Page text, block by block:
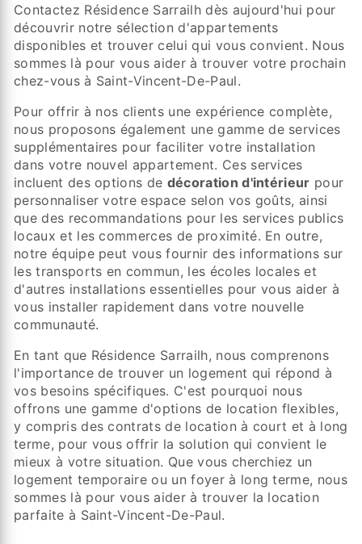
Contactez Résidence Sarrailh dès aujourd'hui pour
découvrir notre sélection d'appartements
disponibles et trouver celui qui vous convient. Nous
sommes là pour vous aider à trouver votre prochain
chez-vous à Saint-Vincent-De-Paul.
Pour offrir à nos clients une expérience complète,
nous proposons également une gamme de services
supplémentaires pour faciliter votre installation
dans votre nouvel appartement. Ces services
incluent des options de décoration d'intérieur pour
personnaliser votre espace selon vos goûts, ainsi
que des recommandations pour les services publics
locaux et les commerces de proximité. En outre,
notre équipe peut vous fournir des informations sur
les transports en commun, les écoles locales et
d'autres installations essentielles pour vous aider à
vous installer rapidement dans votre nouvelle
communauté.
En tant que Résidence Sarrailh, nous comprenons
l'importance de trouver un logement qui répond à
vos besoins spécifiques. C'est pourquoi nous
offrons une gamme d'options de location flexibles,
y compris des contrats de location à court et à long
terme, pour vous offrir la solution qui convient le
mieux à votre situation. Que vous cherchiez un
logement temporaire ou un foyer à long terme, nous
sommes là pour vous aider à trouver la location
parfaite à Saint-Vincent-De-Paul.